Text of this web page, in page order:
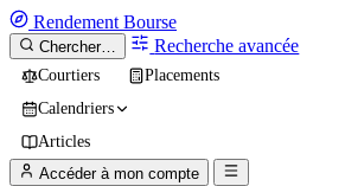
Rendement Bourse
Chercher… Recherche avancée
Courtiers
Placements
Calendriers
Articles
Accéder à mon compte